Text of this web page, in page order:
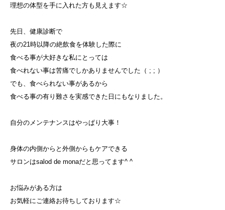
理想の体型を手に入れた方も見えます☆
先日、健康診断で
夜の21時以降の絶飲食を体験した際に
食べる事が大好きな私にとっては
食べれない事は苦痛でしかありませんでした（ ; ; ）
でも、食べられない事があるから
食べる事の有り難さを実感できた日にもなりました。
自分のメンテナンスはやっぱり大事！
身体の内側からと外側からもケアできる
サロンはsalod de monaだと思ってます^ ^
お悩みがある方は
お気軽にご連絡お待ちしております☆